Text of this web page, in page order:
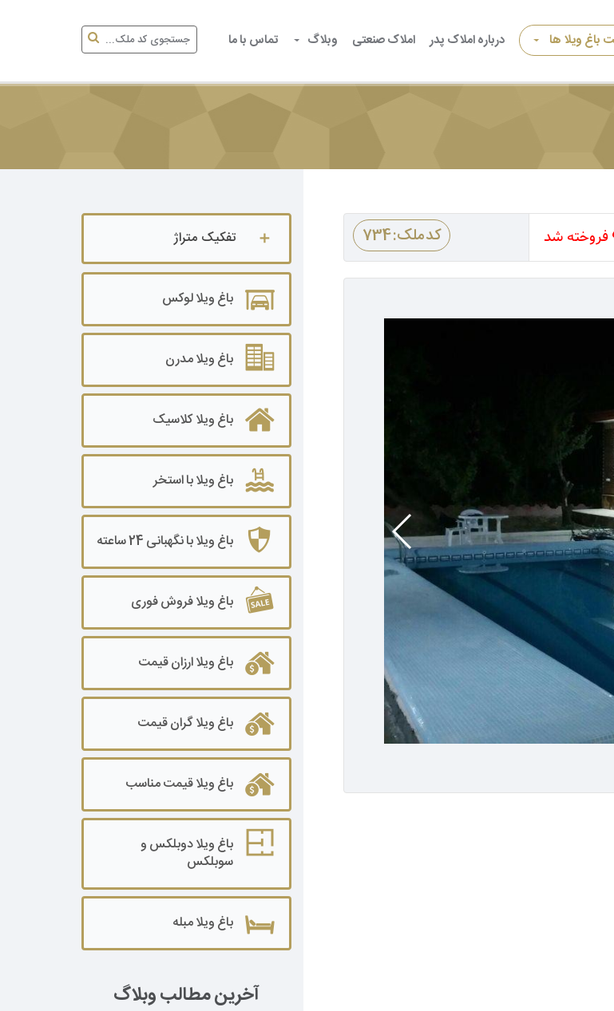
باغ ویلا ها درباره املاک پدر املاک صنعتی وبلاگ تماس با ما
فروخته شد کد ملک: 734 تفکیک متراژ
باغ ویلا ۵۰۰ تا ۱۰۰۰ متر
باغ ویلا ۱۰۰۰ تا ۲۰۰۰ متر
باغ ویلا ۲۰۰۰ تا ۳۰۰۰ متر
باغ ویلا۳۰۰۰ تا ۵۰۰۰ متر
باغ ویلا ۵۰۰۰ تا ۷۰۰۰ متر
باغ ویلا ۷۰۰۰ تا ۱۰۰۰۰ متر
باغ ویلا ۱۰۰۰۰ متر به بالا
باغ ویلا لوکس
باغ ویلا مدرن
باغ ویلا کلاسیک
باغ ویلا با استخر
باغ ویلا با نگهبانی 24 ساعته
باغ ویلا فروش فوری
باغ ویلا ارزان قیمت
باغ ویلا گران قیمت
باغ ویلا قیمت مناسب
باغ ویلا دوبلکس و
سوبلکس
باغ ویلا مبله
آخرین مطالب وبلاگ